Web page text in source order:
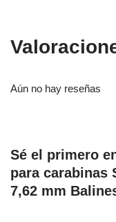
Aún no hay reseñas
Sé el primero
para carabinas
7,62 mm